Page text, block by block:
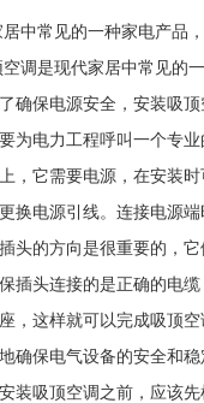
中常见的一种家电产品
调是现代家居中常见的
确保电源安全，安装吸
为电力工程呼叫一个专
，它需要电源，在安装
换电源引线。连接电源
头的方向是很重要的，
插头连接的是正确的电
，这样就可以完成吸顶
确保电气设备的安全和
装吸顶空调之前，应该